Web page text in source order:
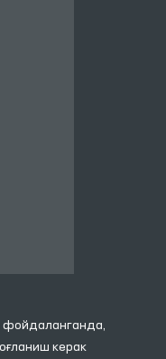
фойдаланганда,
керак